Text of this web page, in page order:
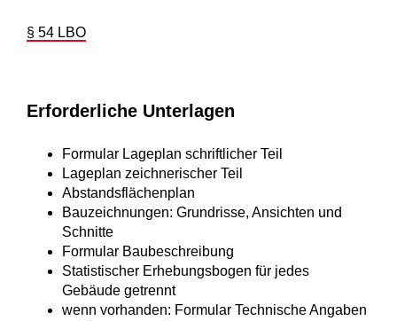
§ 54 LBO
Erforderliche Unterlagen
Formular Lageplan schriftlicher Teil
Lageplan zeichnerischer Teil
Abstandsflächenplan
Bauzeichnungen: Grundrisse, Ansichten und
Schnitte
Formular Baubeschreibung
Statistischer Erhebungsbogen für jedes
Gebäude getrennt
wenn vorhanden: Formular Technische Angaben